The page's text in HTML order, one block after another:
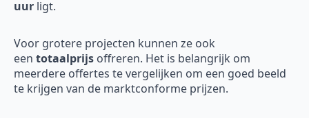
uur ligt.
Voor grotere projecten kunnen ze ook
een totaalprijs offreren. Het is belangrijk om
meerdere offertes te vergelijken om een goed beeld
te krijgen van de marktconforme prijzen.